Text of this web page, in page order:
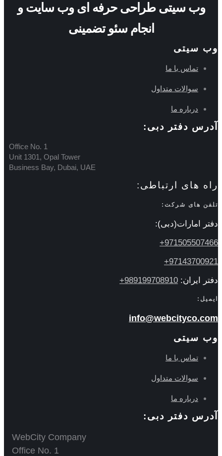
وب سیتی طراحی حرفه ای وب سایت و
انجام سئو تضمینی
وب سیتی
تماس با ما
سوالات متداول
درباره ما
آدرس دفتر دبی:
Office No. 1
Unit 1301, Opal Tower
Business Bay, Dubai, UAE
راه های ارتباطی:
تلفن های شرکت:
دفتر امارات(دبی):
971505507466+
97143700921+
دفتر ایران: 989199708910+
ایمیل:
info@webcityco.com
وب سیتی
تماس با ما
سوالات متداول
درباره ما
آدرس دفتر دبی:
WebCity Company
Office No. 1